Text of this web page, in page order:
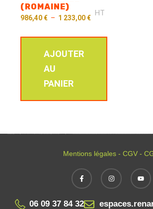
(ROMAINE)
986,40 € – 1 233,00 €
HT
AJOUTER
AU
PANIER
Mentions légales - CGV -
06 09 37 84 32